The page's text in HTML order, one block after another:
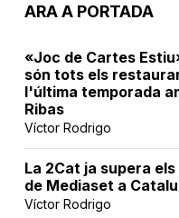
ARA A PORTADA
«Joc de Cartes
són tots els
l'última temporada
Ribas
Víctor Rodrigo
La 2Cat ja supera
de Mediaset a
Víctor Rodrigo